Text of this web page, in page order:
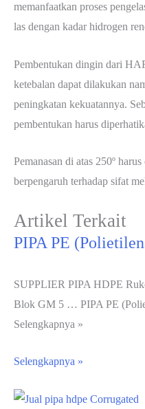
memanfaatkan proses
las dengan kadar hidrogen
Pembentukan dingin dari
ketebalan dapat dilakukan
peningkatan kekuatannya.
pembentukan harus
Pemanasan di atas 250º
berpengaruh terhadap sifat
Artikel Terkait
PIPA PE
SUPPLIER PIPA​ HDPE
Blok GM 5 … PIPA PE
Selengkapnya »
Selengkapnya »